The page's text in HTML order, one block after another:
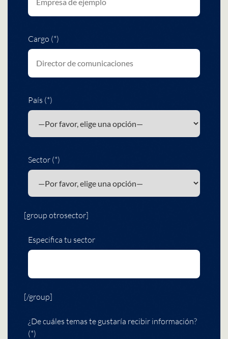
Cargo (*)
País (*)
Sector (*)
[group otrosector]
Especifica tu sector
[/group]
¿De cuáles temas te gustaría recibir información?
(*)